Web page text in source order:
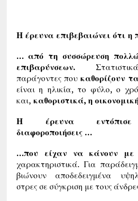
Η έρευνα επιβεβαιώνει ότι η
… από τη συσσώρευση
επιβαρύνσεων.
παράγοντες πουκαθορίζουν
είναι η ηλικία, το φύλο, ο
και, καθοριστικά, η
Η έρευνα εντόπισε
διαφοροποιήσεις …
…που είχαν να κάνουν
χαρακτηριστικά. Για
βιώνουν αποδεδειγμένα
στρες σε σύγκριση με τους